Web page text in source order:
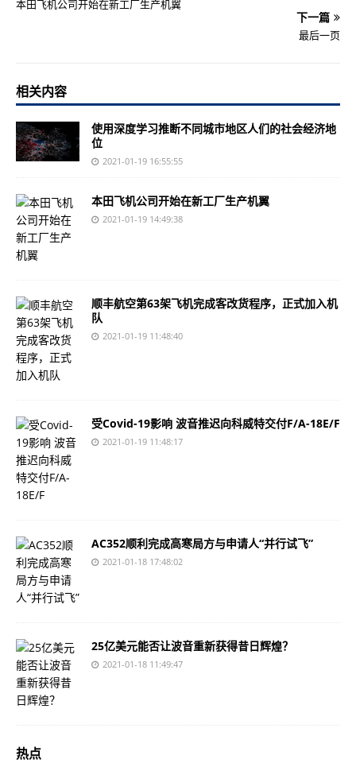
本田飞机公司开始在新工厂生产机翼
下一篇
最后一页
相关内容
使用深度学习推断不同城市地区人们的社会经济地
位
2021-01-19 16:55:55
本田飞机公司开始在新工厂生产机翼
2021-01-19 14:49:38
顺丰航空第63架飞机完成客改货程序，正式加入机
队
2021-01-19 11:48:40
受Covid-19影响 波音推迟向科威特交付F/A-18E/F
2021-01-19 11:48:17
AC352顺利完成高寒局方与申请人“并行试飞”
2021-01-18 17:48:02
25亿美元能否让波音重新获得昔日辉煌？
2021-01-18 11:49:47
热点